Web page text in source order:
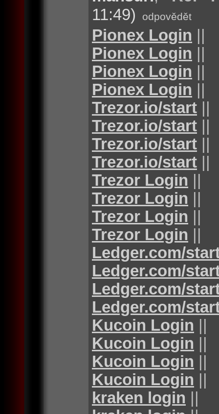
11:49)
odpovědět
Pionex Login ||
Pionex Login ||
Pionex Login ||
Pionex Login ||
Trezor.io/start ||
Trezor.io/start ||
Trezor.io/start ||
Trezor.io/start ||
Trezor Login ||
Trezor Login ||
Trezor Login ||
Trezor Login ||
Ledger.com/
Ledger.com/
Ledger.com/
Ledger.com/
Kucoin Login ||
Kucoin Login ||
Kucoin Login ||
Kucoin Login ||
kraken login ||